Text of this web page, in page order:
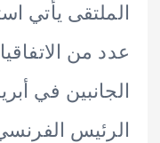
يأتي استكمالا
الاتفاقيات
في أبريل
الفرنسي إلى